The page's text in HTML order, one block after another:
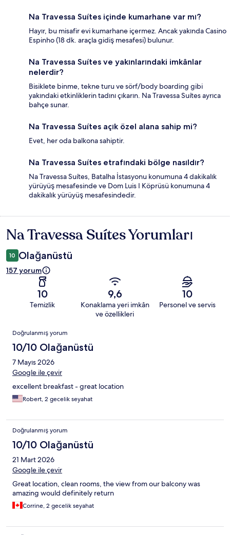
Na Travessa Suítes içinde kumarhane var mı?
Hayır, bu misafir evi kumarhane içermez. Ancak yakında Casino
Espinho (18 dk. araçla gidiş mesafesi) bulunur.
Na Travessa Suítes ve yakınlarındaki imkânlar
nelerdir?
Bisiklete binme, tekne turu ve sörf/body boarding gibi
yakındaki etkinliklerin tadını çıkarın. Na Travessa Suítes ayrıca
bahçe sunar.
Na Travessa Suítes açık özel alana sahip mi?
Evet, her oda balkona sahiptir.
Na Travessa Suítes etrafındaki bölge nasıldır?
Na Travessa Suítes, Batalha İstasyonu konumuna 4 dakikalık
yürüyüş mesafesinde ve Dom Luis I Köprüsü konumuna 4
dakikalık yürüyüş mesafesindedir.
Yorumlar
Na Travessa Suítes Yorumları
10 Olağanüstü
157 yorum
10
Temizlik
9,6
Konaklama yeri imkân
ve özellikleri
10
Personel ve servis
Yorumlar
Doğrulanmış yorum
10/10 Olağanüstü
7 Mayıs 2026
Google ile çevir
excellent breakfast - great location
Robert, 2 gecelik seyahat
Doğrulanmış yorum
10/10 Olağanüstü
21 Mart 2026
Google ile çevir
Great location, clean rooms, the view from our balcony was
amazing would definitely return
Corrine, 2 gecelik seyahat